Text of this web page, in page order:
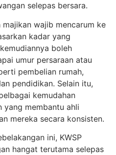
selepas bersara.
wajib mencarum ke
kadar yang
boleh
umur persaraan atau
pembelian rumah,
pendidikan. Selain itu,
kemudahan
yang membantu ahli
mereka secara konsisten.
ini, KWSP
hangat terutama selepas